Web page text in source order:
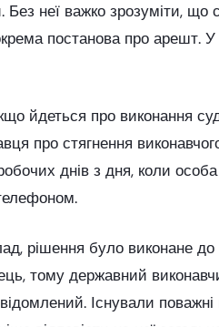
неї важко зрозуміти,
постанова про арешт. У
йдеться про виконання
про стягнення
днів з дня, коли
рішення було виконане
тому державний
Існували